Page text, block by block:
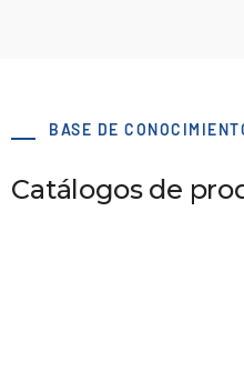
BASE DE
Catálogos de